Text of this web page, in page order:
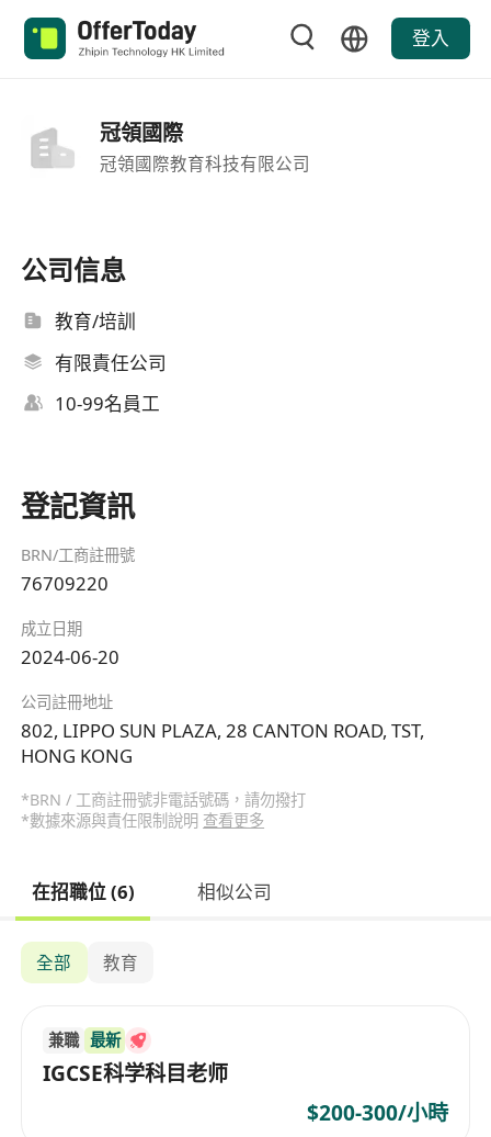
登入
冠領國際
冠領國際教育科技有限公司
公司信息
教育/培訓
有限責任公司
10-99名員工
登記資訊
BRN/工商註冊號
76709220
成立日期
2024-06-20
公司註冊地址
802, LIPPO SUN PLAZA, 28 CANTON ROAD, TST,
HONG KONG
*BRN / 工商註冊號非電話號碼，請勿撥打
*數據來源與責任限制說明 查看更多
在招職位 (6) 相似公司
全部 教育
兼職 最新
IGCSE科学科目老师
$200-300/小時